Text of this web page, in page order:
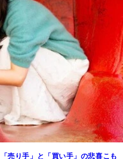
売り手」と「買い手」の悲喜こも